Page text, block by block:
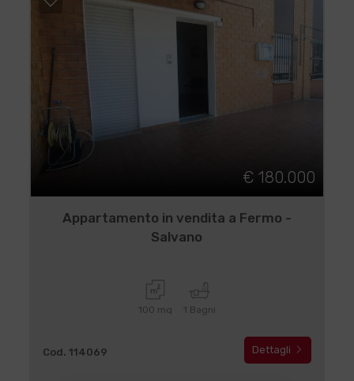
€ 180.000
Appartamento in vendita a Fermo -
Salvano
100 mq 1 Bagni
Cod. 114069 Dettagli